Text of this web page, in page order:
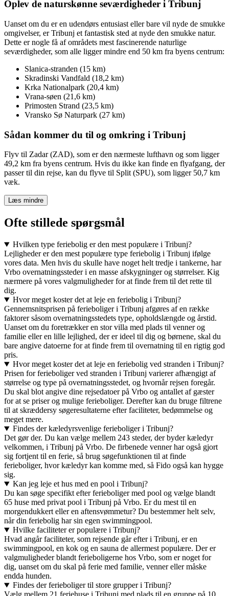
Oplev de naturskønne seværdigheder i Tribunj
Uanset om du er en udendørs entusiast eller bare vil nyde de smukke
omgivelser, er Tribunj et fantastisk sted at nyde den smukke natur.
Dette er nogle få af områdets mest fascinerende naturlige
seværdigheder, som alle ligger mindre end 50 km fra byens centrum:
Slanica-stranden (15 km)
Skradinski Vandfald (18,2 km)
Krka Nationalpark (20,4 km)
Vrana-søen (21,6 km)
Primosten Strand (23,5 km)
Vransko Sø Naturpark (27 km)
Sådan kommer du til og omkring i Tribunj
Flyv til Zadar (ZAD), som er den nærmeste lufthavn og som ligger
49,2 km fra byens centrum. Hvis du ikke kan finde en flyafgang, der
passer til din rejse, kan du flyve til Split (SPU), som ligger 50,7 km
væk.
Læs mindre
Ofte stillede spørgsmål
Hvilken type feriebolig er den mest populære i Tribunj?
Lejligheder er den mest populære type feriebolig i Tribunj ifølge
vores data. Men hvis du skulle have noget helt tredje i tankerne, har
Vrbo overnatningssteder i en masse afskygninger og størrelser. Kig
nærmere på vores valgmuligheder for at finde frem til det rette til
dig.
Hvor meget koster det at leje en feriebolig i Tribunj?
Gennemsnitsprisen på ferieboliger i Tribunj afgøres af en række
faktorer såsom overnatningsstedets type, opholdslængde og årstid.
Uanset om du foretrækker en stor villa med plads til venner og
familie eller en lille lejlighed, der er ideel til dig og børnene, skal du
bare angive datoerne for at finde frem til overnatning til en rigtig god
pris.
Hvor meget koster det at leje en feriebolig ved stranden i Tribunj?
Prisen for ferieboliger ved stranden i Tribunj varierer afhængigt af
størrelse og type på overnatningsstedet, og hvornår rejsen foregår.
Du skal blot angive dine rejsedatoer på Vrbo og antallet af gæster
for at se priser og mulige ferieboliger. Derefter kan du bruge filtrene
til at skræddersy søgeresultaterne efter faciliteter, bedømmelse og
meget mere.
Findes der kæledyrsvenlige ferieboliger i Tribunj?
Det gør der. Du kan vælge mellem 243 steder, der byder kæledyr
velkommen, i Tribunj på Vrbo. De firbenede venner har også gjort
sig fortjent til en ferie, så brug søgefunktionen til at finde
ferieboliger, hvor kæledyr kan komme med, så Fido også kan hygge
sig.
Kan jeg leje et hus med en pool i Tribunj?
Du kan søge specifikt efter ferieboliger med pool og vælge blandt
65 huse med privat pool i Tribunj på Vrbo. Er du mest til en
morgendukkert eller en aftensvømmetur? Du bestemmer helt selv,
når din feriebolig har sin egen swimmingpool.
Hvilke faciliteter er populære i Tribunj?
Hvad angår faciliteter, som rejsende går efter i Tribunj, er en
swimmingpool, en kok og en sauna de allermest populære. Der er
valgmuligheder blandt ferieboligerne hos Vrbo, som er noget for
dig, uanset om du skal på ferie med familie, venner eller måske
endda hunden.
Findes der ferieboliger til store grupper i Tribunj?